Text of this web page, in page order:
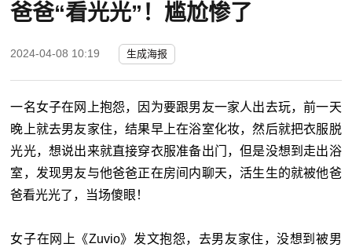
爸爸“看光光”！尴尬惨了
2024-04-08 10:19 生成海报
一名女子在网上抱怨，因为要跟男友一家人出去玩，前一天
晚上就去男友家住，结果早上在浴室化妆，然后就把衣服脱
光光，想说出来就直接穿衣服准备出门，但是没想到走出浴
室，发现男友与他爸爸正在房间内聊天，活生生的就被他爸
爸看光光了，当场傻眼！
女子在网上《Zuvio》发文抱怨，去男友家住，没想到被男